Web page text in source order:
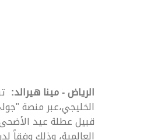
الرياض - مينا هيرالد:
الخليجي،عبر منصة
قبيل عطلة عيد الأضحى